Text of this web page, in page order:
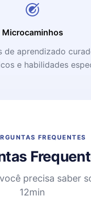
Microcaminhos
de aprendizado
e habilidades
FREQUENTES
precisa saber
12min